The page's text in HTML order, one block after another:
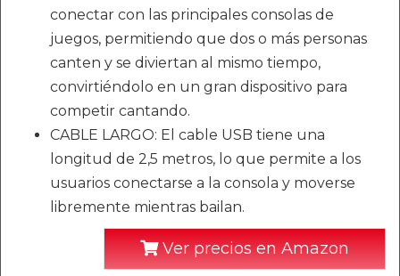
conectar con las principales consolas de
juegos, permitiendo que dos o más personas
canten y se diviertan al mismo tiempo,
convirtiéndolo en un gran dispositivo para
competir cantando.
CABLE LARGO: El cable USB tiene una
longitud de 2,5 metros, lo que permite a los
usuarios conectarse a la consola y moverse
libremente mientras bailan.
Ver precios en Amazon